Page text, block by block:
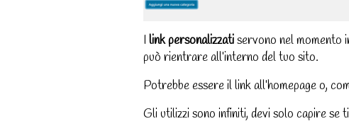
Ilink personalizzatiservono nel momento
può rientrare all’interno del tuo sito.
Potrebbe essere il link all’homepage o,
Gli utilizzi sono infiniti, devi solo capire se